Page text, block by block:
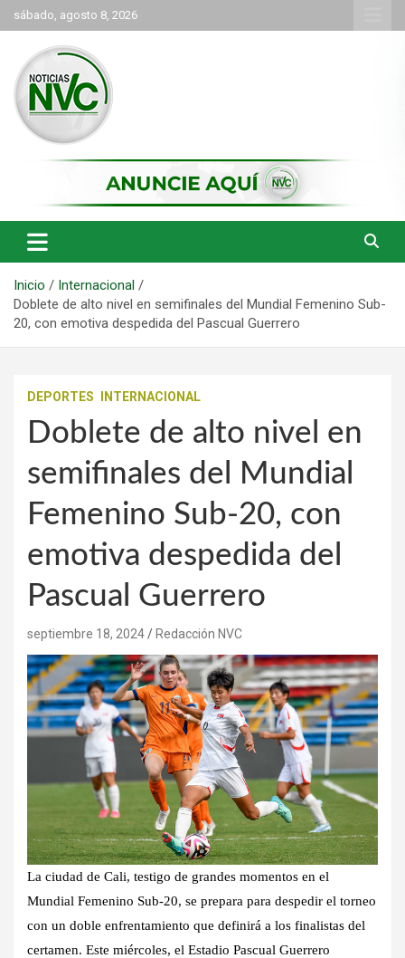
Saltar
al
contenido
sábado, agosto 8, 2026
NVC Noticias
Inicio
Internacional
Doblete de alto nivel en semifinales del Mundial Femenino Sub-
20, con emotiva despedida del Pascual Guerrero
DEPORTES INTERNACIONAL
Doblete de alto nivel en
semifinales del Mundial
Femenino Sub-20, con
emotiva despedida del
Pascual Guerrero
septiembre 18, 2024 Redacción NVC
La ciudad de Cali, testigo de grandes momentos en el
Mundial Femenino Sub-20, se prepara para despedir el torneo
con un doble enfrentamiento que definirá a los finalistas del
certamen. Este miércoles, el Estadio Pascual Guerrero